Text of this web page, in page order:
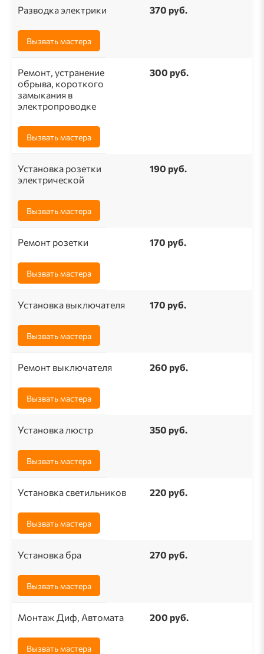
Разводка электрики 370 руб.
Вызвать мастера
Ремонт, устранение
обрыва, короткого
замыкания в
электропроводке
300 руб.
Вызвать мастера
Установка розетки
электрической
190 pуб.
Вызвать мастера
Ремонт розетки 170 pуб.
Вызвать мастера
Установка выключателя 170 руб.
Вызвать мастера
Ремонт выключателя 260 pуб.
Вызвать мастера
Установка люстр 350 руб.
Вызвать мастера
Установка светильников 220 руб.
Вызвать мастера
Установка бра 270 руб.
Вызвать мастера
Монтаж Диф, Автомата 200 руб.
Вызвать мастера